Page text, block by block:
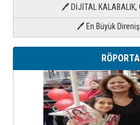
🖊 DİJİTAL KALABALIK,
🖊 En Büyük Direniş